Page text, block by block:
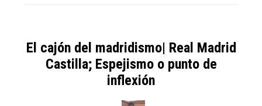
El cajón del madridismo| Real Madrid
Castilla; Espejismo o punto de
inflexión